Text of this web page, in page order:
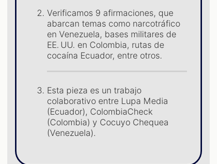
Verificamos 9 afirmaciones, que
abarcan temas como narcotráfico
en Venezuela, bases militares de
EE. UU. en Colombia, rutas de
cocaína Ecuador, entre otros.
Esta pieza es un trabajo
colaborativo entre Lupa Media
(Ecuador), ColombiaCheck
(Colombia) y Cocuyo Chequea
(Venezuela).